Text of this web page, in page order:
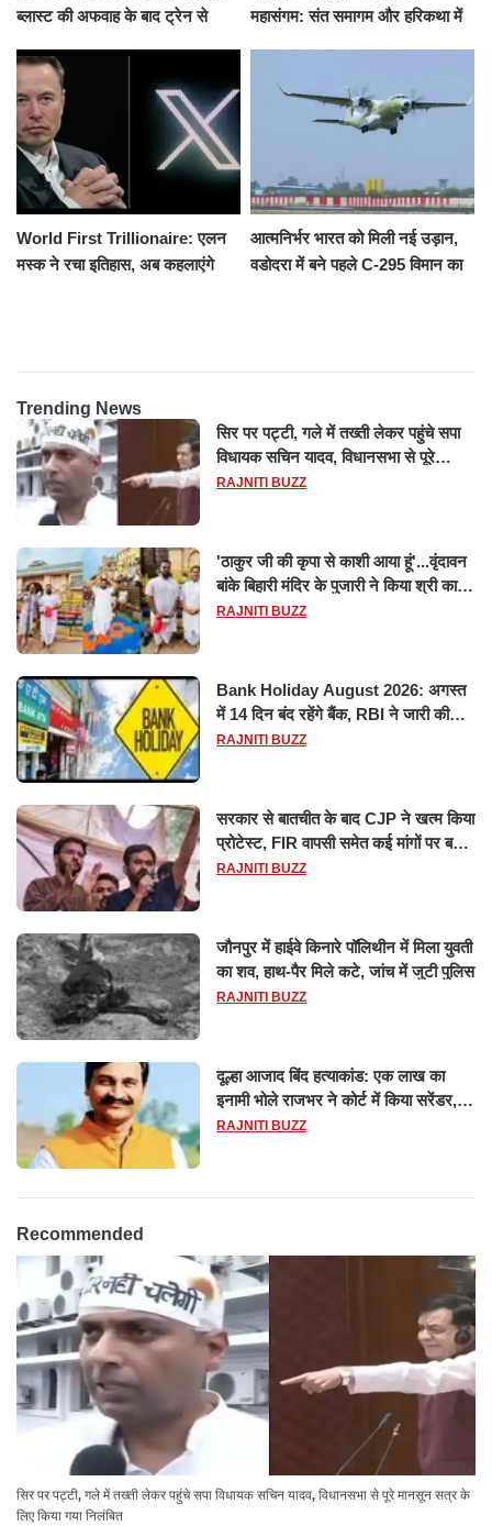
ब्लास्ट की अफवाह के बाद ट्रेन से
रौंदा, 4 की मौत
महासंगम: संत समागम और हरिकथा में
World First Trillionaire: एलन
मस्क ने रचा इतिहास, अब कहलाएंगे
आत्मनिर्भर भारत को मिली नई उड़ान,
वडोदरा में बने पहले C-295 विमान का
Trending News
सिर पर पट्टी, गले में तख्ती लेकर पहुंचे सपा
विधायक सचिन यादव, विधानसभा से पूरे
मानसून सत्र के लिए किया गया निलंबित
RAJNITI BUZZ
'ठाकुर जी की कृपा से काशी आया हूं'...वृंदावन
बांके बिहारी मंदिर के पुजारी ने किया श्री काशी
विश्वनाथ का जलाभिषेक
RAJNITI BUZZ
Bank Holiday August 2026: अगस्त
में 14 दिन बंद रहेंगे बैंक, RBI ने जारी की
छुट्टियों की लिस्ट​​​​​​​
RAJNITI BUZZ
सरकार से बातचीत के बाद CJP ने खत्म किया
प्रोटेस्ट, FIR वापसी समेत कई मांगों पर बनी
सहमति
RAJNITI BUZZ
जौनपुर में हाईवे किनारे पॉलिथीन में मिला युवती
का शव, हाथ-पैर मिले कटे, जांच में जुटी पुलिस
RAJNITI BUZZ
दूल्हा आजाद बिंद हत्याकांड: एक लाख का
इनामी भोले राजभर ने कोर्ट में किया सरेंडर,
14 दिन के लिए भेजा गया जेल
RAJNITI BUZZ
Recommended
सिर पर पट्टी, गले में तख्ती लेकर पहुंचे सपा विधायक सचिन यादव, विधानसभा से पूरे मानसून सत्र के
लिए किया गया निलंबित